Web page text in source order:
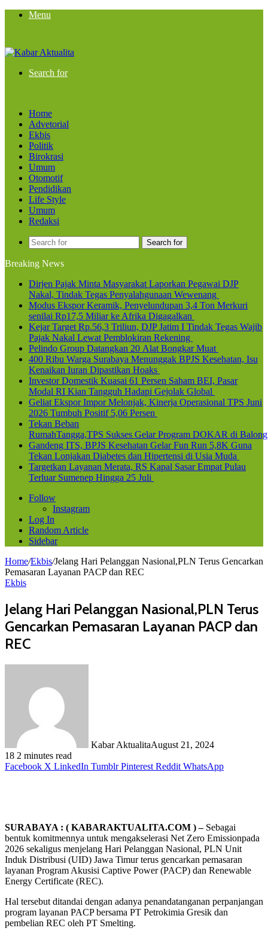
Menu
Search for
Home
Advetorial
Ekbis
Politik
Birokrasi
Umum
Otomotif
Pendidikan
Life Style
Umum
Redaksi
Search for
Breaking News
Dirjen Pajak Minta Masyarakat Laporkan Pegawai DJP
Nakal, Tindak Tegas Penyalahgunaan Wewenang
Modus Ekspor Keramik, Penyelundupan 3,4 Ton Merkuri
senilai Rp17,5 Miliar ke Afrika Digagalkan
Kejar Target Rp.56,3 Triliun, DJP Jatim I Tindak Tegas Wajib
Pajak Nakal Lewat Pemblokiran Rekening
Pelindo Group Datangkan 20 Alat Bongkar Muat
400 Ribu Warga Surabaya Menunggak BPJS Kesehatan, Isu
Kenaikan Iuran Dipastikan Hoaks
Investor Domestik Kuasai 61 Persen Saham BEI, Pasar
Modal RI Kian Tangguh Hadapi Gejolak Global
Geliat Ekspor Impor Melonjak, Kinerja Operasional TPS Juni
2026 Tumbuh Positif 5,06 Persen
Tekan Beban
RumahTangga,TPS Sukses Gelar Program DOKAR di
Gandeng ITS, BPJS Kesehatan Gelar Fun Run 5,8K Guna
Tekan Lonjakan Diabetes dan Hipertensi di Usia Muda
Targetkan Layanan Merata, RS Kapal Sasar Empat Pulau
Terluar Sumenep Hingga 25 Juli
Follow
Instagram
Log In
Random Article
Sidebar
Home/Ekbis/Jelang Hari Pelanggan Nasional,PLN Terus Gencarkan
Pemasaran Layanan PACP dan REC
Ekbis
Jelang Hari Pelanggan Nasional,PLN Terus
Gencarkan Pemasaran Layanan PACP dan
REC
Kabar AktualitaAugust 21, 2024
18 2 minutes read
Facebook X LinkedIn Tumblr Pinterest Reddit WhatsApp
SURABAYA : ( KABARAKTUALITA.COM ) –Sebagai
bentuk komitmennya untuk mengakselerasi Net Zero Emissionpada
2026 sekaligus menjelang Hari Pelanggan Nasional, PLN Unit
Induk Distribusi (UID) Jawa Timur terus gencarkan pemasaran
layanan Program Akusisi Captive Power (PACP) dan Renewable
Energy Certificate (REC).
Hal tersebut ditandai dengan adanya penandatanganan perpanjangan
program layanan PACP bersama PT Petrokimia Gresik dan
pembelian REC oleh PT Smelting.